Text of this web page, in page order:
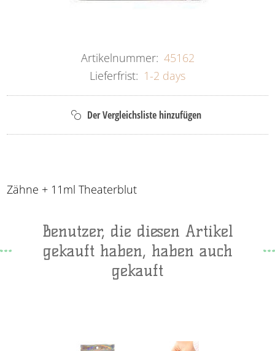
Artikelnummer: 45162
Lieferfrist: 1-2 days
Zähne + 11ml Theaterblut
Benutzer, die diesen Artikel
gekauft haben, haben auch
gekauft